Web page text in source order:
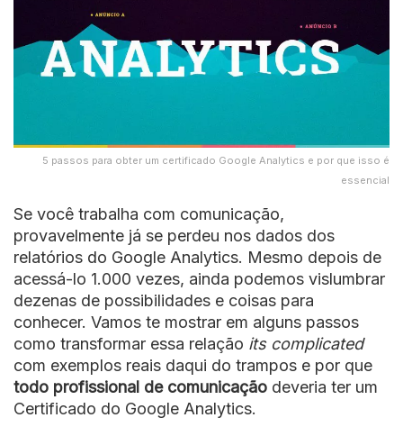
5 passos para obter um certificado Google Analytics e por que isso é
essencial
Se você trabalha com comunicação,
provavelmente já se perdeu nos dados dos
relatórios do Google Analytics. Mesmo depois de
acessá-lo 1.000 vezes, ainda podemos vislumbrar
dezenas de possibilidades e coisas para
conhecer. Vamos te mostrar em alguns passos
como transformar essa relação its complicated
com exemplos reais daqui do trampos e por que
todo profissional de comunicação deveria ter um
Certificado do Google Analytics.